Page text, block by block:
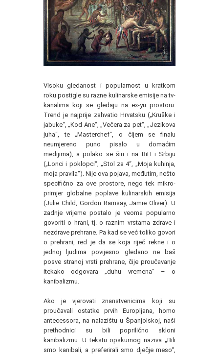
Visoku gledanost i popularnost u kratkom
roku postigle su razne kulinarske emisije na tv-
kanalima koji se gledaju na ex-yu prostoru.
Trend je najprije zahvatio Hrvatsku („Kruške i
jabuke“, „Kod Ane“, „Večera za pet“, „Jezikova
juha“, te „Masterchef“, o čijem se finalu
neumjereno puno pisalo u domaćim
medijima), a polako se širi i na BiH i Srbiju
(„Lonci i poklopci“, „Stol za 4“, „Moja kuhinja,
moja pravila“). Nije ova pojava, međutim, nešto
specifično za ove prostore, nego tek mikro-
primjer globalne poplave kulinarskih emisija
(Julie Child, Gordon Ramsay, Jamie Oliver). U
zadnje vrijeme postalo je veoma popularno
govoriti o hrani, tj. o raznim vrstama zdrave i
nezdrave prehrane. Pa kad se već toliko govori
o prehrani, red je da se koja riječ rekne i o
jednoj ljudima povijesno gledano ne baš
posve stranoj vrsti prehrane, čije proučavanje
itekako odgovara „duhu vremena“ – o
kanibalizmu.
Ako je vjerovati znanstvenicima koji su
proučavali ostatke prvih Europljana, homo
antecessora, na nalazištu u Španjolskoj, naši
prethodnici su bili poprilično skloni
kanibalizmu. U tekstu opskurnog naziva „Bili
smo kanibali, a preferirali smo dječje meso“,